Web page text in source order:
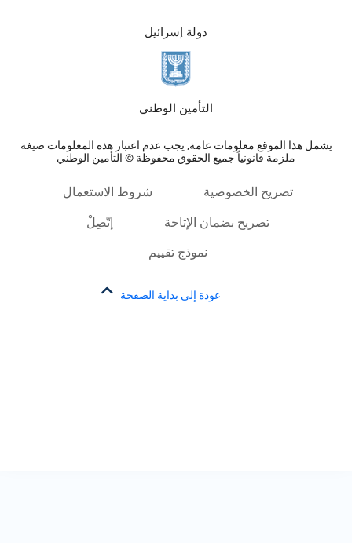
دولة إسرائيل
التأمين الوطني
يشمل هذا الموقع معلومات عامة, يجب عدم اعتبار هذه المعلومات صيغة
ملزمة قانونياً جميع الحقوق محفوظة © التأمين الوطني
تصريح الخصوصية شروط الاستعمال
تصريح بضمان الإتاحة إتّصِلْ
نموذج تقييم
عودة إلى بداية الصفحة